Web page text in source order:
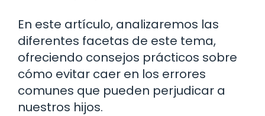
En este artículo, analizaremos las
diferentes facetas de este tema,
ofreciendo consejos prácticos sobre
cómo evitar caer en los errores
comunes que pueden perjudicar a
nuestros hijos.